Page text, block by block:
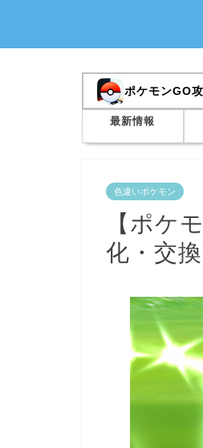
ポケモンGO
最新情報
色違いポケモン
【ポケ
化・交